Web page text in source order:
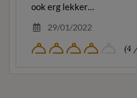
ook erg lekker…
29/01/2022
(4